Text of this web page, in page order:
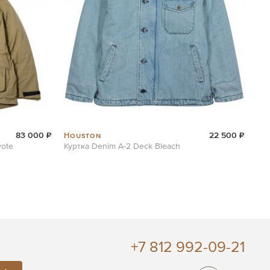
83 000 ₽ Houston
Куртка Denim A-2 Deck Bleach
22 500 ₽
+7 812 992-09-21